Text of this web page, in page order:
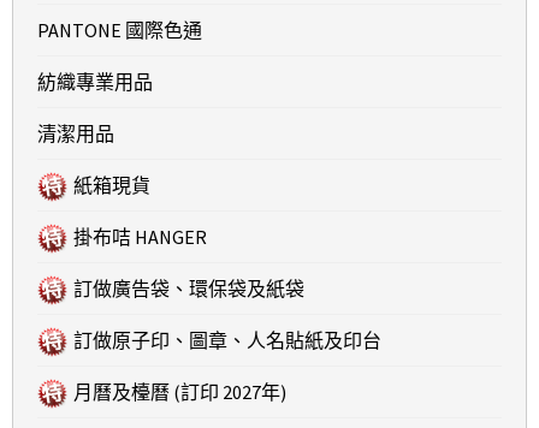
PANTONE 國際色通
紡織專業用品
清潔用品
紙箱現貨
掛布咭 HANGER
訂做廣告袋、環保袋及紙袋
訂做原子印、圖章、人名貼紙及印台
月曆及檯曆 (訂印 2027年)